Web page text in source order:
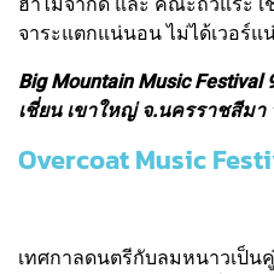
จาระแตกแน่นอน ไม่ได้เวอร์แ
Big Mountain Music Festival
เชี่ยน เขาใหญ่ จ.นครราชสีมา
Overcoat Music
เทศกาลดนตรีกับลมหนาวเป็น